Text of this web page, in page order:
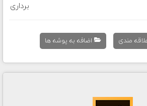
برداری
مندی اضافه به پوشه ها